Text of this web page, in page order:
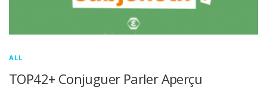
ALL
TOP42+ Conjuguer Parler Aperçu